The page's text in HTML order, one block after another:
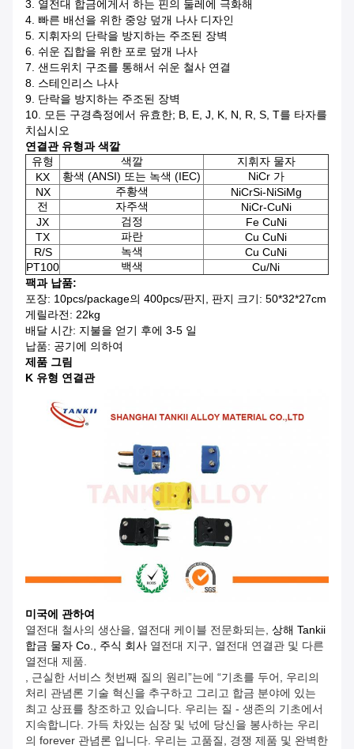
3. 열전대 합금에게서 하는 핀의 둘레에 극화해
4. 빠른 배선을 위한 중앙 덮개 나사 디자인
5. 지휘자의 단락을 방지하는 주조된 장벽
6. 쉬운 집합을 위한 포로 덮개 나사
7. 샌드위치 구조를 통해서 쉬운 철사 연결
8. 스테인리스 나사
9. 단락을 방지하는 주조된 장벽
10. 모든 구경측정에서 유효한; B, E, J, K, N, R, S, T를 타자를
치십시오
연결관 유형과 색깔
유형
색깔
지휘자 물자
KX
황색 (ANSI) 또는 녹색 (IEC)
NiCr 가
NX
주황색
NiCrSi-NiSiMg
전
자주색
NiCr-CuNi
JX
검정
Fe CuNi
TX
파란
Cu CuNi
R/S
녹색
Cu CuNi
PT100
백색
Cu/Ni
팩과 납품:
포장: 10pcs/package의 400pcs/판지, 판지 크기: 50*32*27cm
게릴라전: 22kg
배달 시간: 지불을 얻기 후에 3-5 일
납품: 공기에 의하여
제품 그림
K 유형 연결관
미국에 관하여
열전대 철사의 생산을, 열전대 케이블 전문화되는, 상해 Tankii
합금 물자 Co., 주식 회사 열전대 지구, 열전대 연결관 및 다른
열전대 제품.
, 근실한 서비스 첫번째 질의 원리”는에 “기초를 두어, 우리의
처리 관념론 기술 혁신을 추구하고 그리고 합금 분야에 있는
최고 상표를 창조하고 있습니다. 우리는 질 - 생존의 기초에서
지속합니다. 가득 차있는 심장 및 넋에 당신을 봉사하는 우리
의 forever 관념론 입니다. 우리는 고품질, 경쟁 제품 및 완벽한